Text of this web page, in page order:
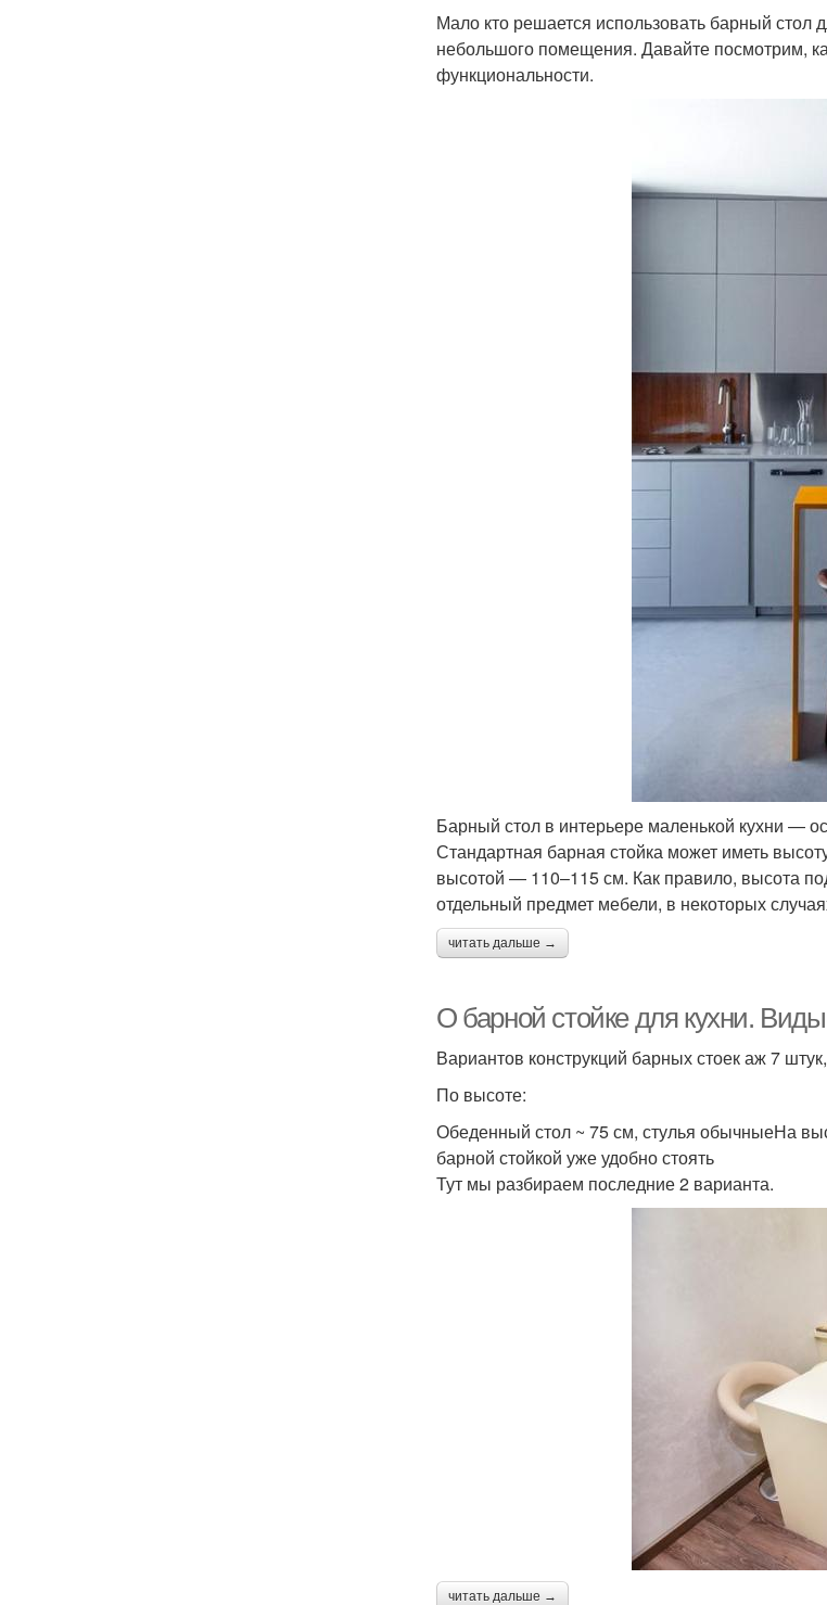
Мало кто решается использовать барный стол
небольшого помещения. Давайте посмотрим,
функциональности.
Барный стол в интерьере маленькой кухни —
Стандартная барная стойка может иметь
высотой — 110–115 см. Как правило, высота
отдельный предмет мебели, в некоторых
читать дальше →
О барной стойке для кухни.
Вариантов конструкций барных стоек аж 7
По высоте:
Обеденный стол ~ 75 см, стулья обычныеНа
барной стойкой уже удобно стоять
Тут мы разбираем последние 2 варианта.
читать дальше →